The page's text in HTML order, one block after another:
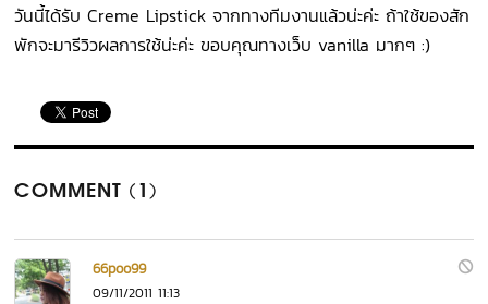
วันนี้ได้รับ Creme Lipstick จากทางทีมงานแล้วน่ะค่ะ ถ้าใช้ของสัก
พักจะมารีวิวผลการใช้น่ะค่ะ ขอบคุณทางเว็บ vanilla มากๆ :)
COMMENT (1)
66poo99
09/11/2011 11:13